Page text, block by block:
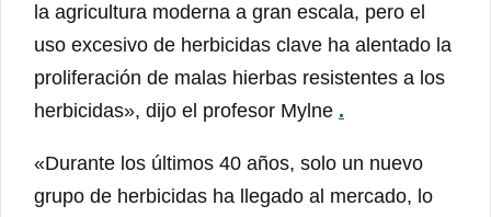
la agricultura moderna a gran escala, pero el
uso excesivo de herbicidas clave ha alentado la
proliferación de malas hierbas resistentes a los
herbicidas», dijo el profesor Mylne .
«Durante los últimos 40 años, solo un nuevo
grupo de herbicidas ha llegado al mercado, lo